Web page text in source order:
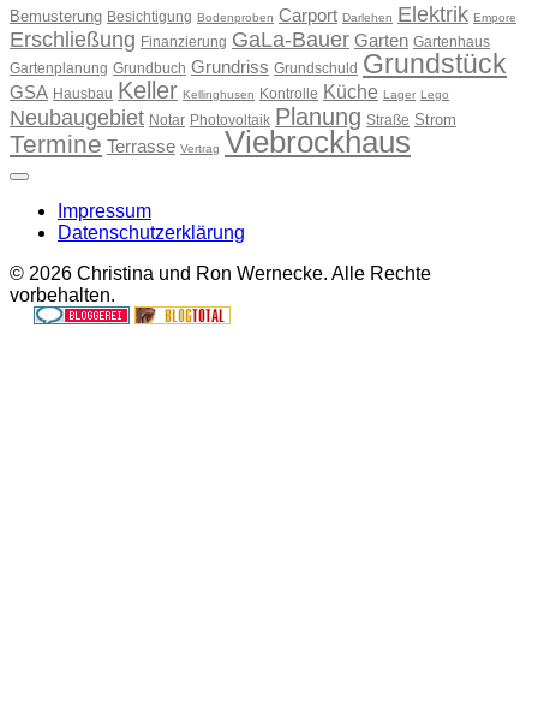
Bemusterung Besichtigung Bodenproben Carport Darlehen Elektrik Empore
Erschließung Finanzierung GaLa-Bauer Garten Gartenhaus
Gartenplanung Grundbuch Grundriss Grundschuld Grundstück
GSA Hausbau Keller Kellinghusen Kontrolle Küche Lager Lego
Neubaugebiet Notar Photovoltaik Planung Straße Strom
Termine Terrasse Vertrag Viebrockhaus
Impressum
Datenschutzerklärung
© 2026 Christina und Ron Wernecke. Alle Rechte
vorbehalten.